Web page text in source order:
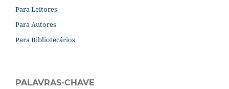
Para Leitores
Para Autores
Para Bibliotecários
PALAVRAS-CHAVE